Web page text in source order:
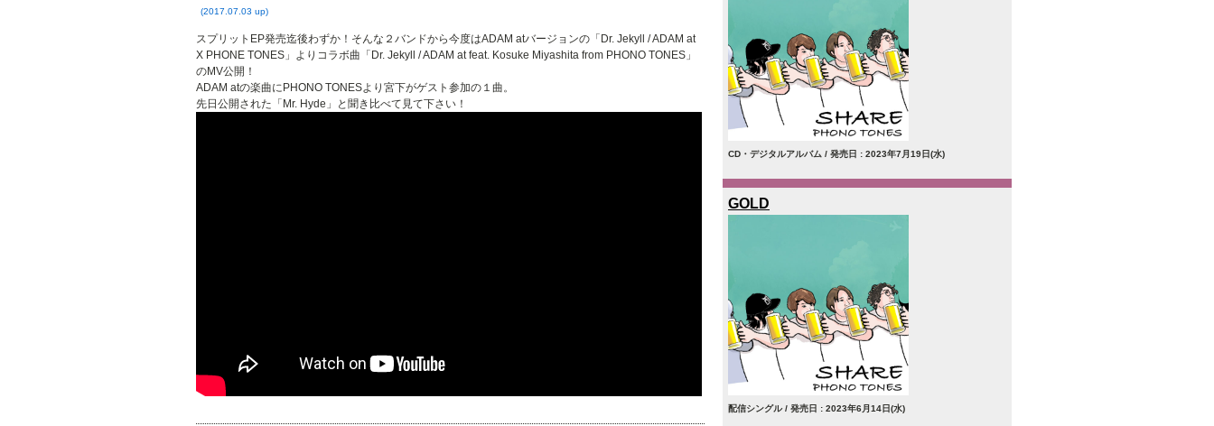
(2017.07.03 up)
スプリットEP発売迄後わずか！そんな２バンドから今度はADAM atバージョンの「Dr. Jekyll / ADAM at
X PHONE TONES」よりコラボ曲「Dr. Jekyll / ADAM at feat. Kosuke Miyashita from PHONO TONES」
のMV公開！
ADAM atの楽曲にPHONO TONESより宮下がゲスト参加の１曲。
先日公開された「Mr. Hyde」と聞き比べて見て下さい！
CD・デジタルアルバム / 発売日 : 2023年7月19日(水)
GOLD
配信シングル / 発売日 : 2023年6月14日(水)